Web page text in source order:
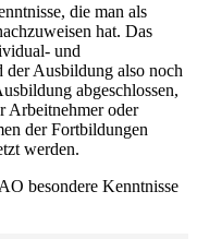
die man als
hat. Das
und
Ausbildung also noch
abgeschlossen,
Arbeitnehmer oder
der Fortbildungen
werden.
besondere Kenntnisse